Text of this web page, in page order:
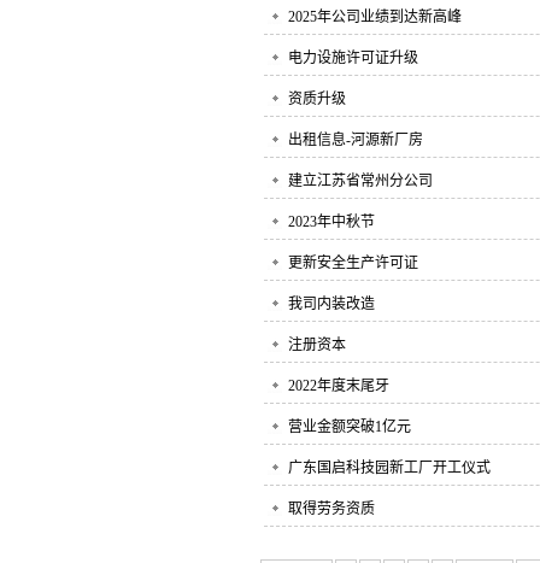
2025年公司业绩到达新高峰
电力设施许可证升级
资质升级
出租信息-河源新厂房
建立江苏省常州分公司
2023年中秋节
更新安全生产许可证
我司内装改造
注册资本
2022年度末尾牙
营业金额突破1亿元
广东国启科技园新工厂开工仪式
取得劳务资质